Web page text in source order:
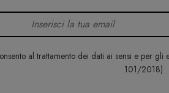
al trattamento dei dati ai sensi e per
101/2018)